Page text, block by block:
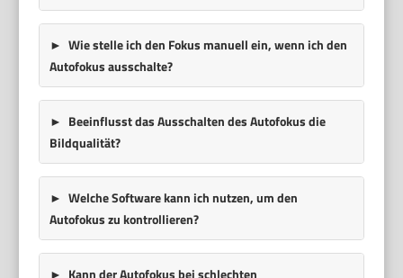
Wie stelle ich den Fokus manuell ein, wenn ich den
Autofokus ausschalte?
Beeinflusst das Ausschalten des Autofokus die
Bildqualität?
Welche Software kann ich nutzen, um den
Autofokus zu kontrollieren?
Kann der Autofokus bei schlechten